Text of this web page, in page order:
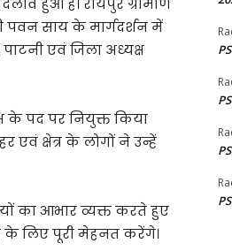
हुआ है। रायपुर ग्रामीण
पवन सायके मार्गदर्शन में
पाटनीएवं जिला अध्यक्ष
के पद पर नियुक्त किया
एवं क्षेत्र के लोगों ने उन्हें
का आभार व्यक्त करते हुए
लिए पूरी मेहनत करेंगे।